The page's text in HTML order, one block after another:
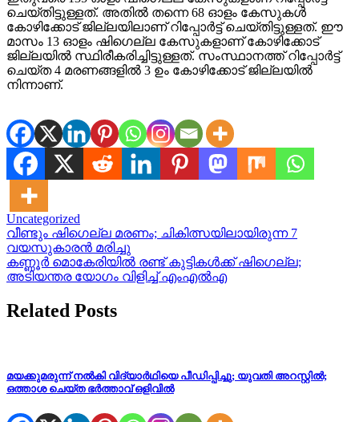
ചെയ്തിട്ടുള്ളത്. അതില്‍ തന്നെ 68 ഓളം കേസുകള്‍
കോഴിക്കോട് ജില്ലയിലാണ് റിപ്പോര്‍ട്ട് ചെയ്തിട്ടുള്ളത്. ഈ
മാസം 13 ഓളം ഷിഗെല്ല കേസുകളാണ് കോഴിക്കോട്
ജില്ലയില്‍ സ്ഥിരീകരിച്ചിട്ടുള്ളത്. സംസ്ഥാനത്ത് റിപ്പോര്‍ട്ട്
ചെയ്ത 4 മരണങ്ങളില്‍ 3 ഉം കോഴിക്കോട് ജില്ലയില്‍
നിന്നാണ്.
Uncategorized
Post
navigation
വീണ്ടും ഷിഗെല്ല മരണം; ചികിത്സയിലായിരുന്ന 7
വയസുകാരന്‍ മരിച്ചു
കണ്ണൂര്‍ മൊകേരിയില്‍ രണ്ട് കുട്ടികള്‍ക്ക് ഷിഗെല്ല;
അടിയന്തര യോഗം വിളിച്ച് എംഎല്‍എ
Related Posts
മയക്കുമരുന്ന് നൽകി വിദ്യാർഥിയെ പീഡിപ്പിച്ചു; യുവതി അറസ്റ്റിൽ;
ഒത്താശ ചെയ്ത ഭർത്താവ് ഒളിവിൽ